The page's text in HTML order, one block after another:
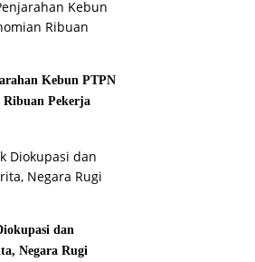
Kebun PTPN
Pekerja
dan
Negara Rugi